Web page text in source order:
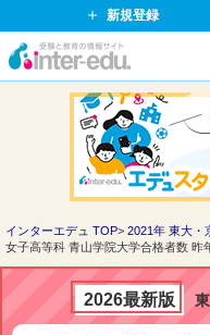
新規登録
イ
ド
ッ
ト
インターエデュ TOP 2021年 東大・
女子高等科 青山学院大学合格者数 昨
2026最新版